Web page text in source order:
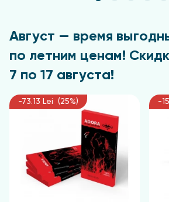
Август — время
по летним ценам!
7 по 17 августа!
-73.13 Lei (25%) -